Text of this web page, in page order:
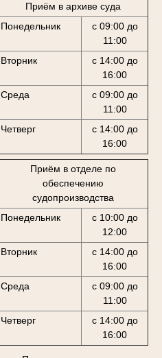
Приём в архиве суда
Понедельник
с 09:00 до
11:00
Вторник
с 14:00 до
16:00
Среда
с 09:00 до
11:00
Четверг
с 14:00 до
16:00
Приём в отделе по
обеспечению
судопроизводства
Понедельник
с 10:00 до
12:00
Вторник
с 14:00 до
16:00
Среда
с 09:00 до
11:00
Четверг
с 14:00 до
16:00